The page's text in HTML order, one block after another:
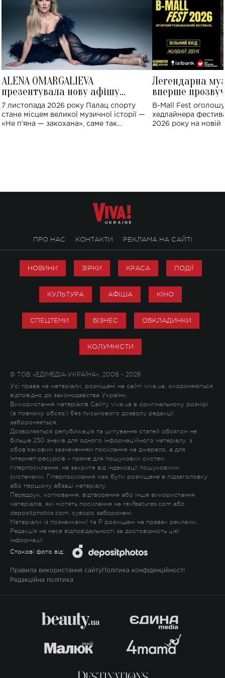
ALENA OMARGALIEVA
презентувала нову афішу
великого концерту в Палаці
спорту
7 листопада 2026 року Палац спорту
стане місцем великої музичної історії —
«Не пʼяна — закохана», саме так
Легендарна
вперше
Україні: де
B-Mall Fest
хедлайнера
2026 року на новій
ПРО НАС КОНТАКТИ РЕКЛАМА НА САЙТІ
НОВИНИ ЗІРКИ КРАСА ПОДІЇ
КУЛЬТУРА АФІША КІНО
СПЕЦТЕМИ БІЗНЕС ОБКЛАДИНКИ
КОЛУМНІСТИ
© ТОВ «ЕДІМЕДІА-УКРАЇНА», 2008 - 2026
Усі права на матеріали, розміщені на сайті viva.ua, охороняються
відповідно до законодавства України.
Використання матеріалів Сайту viva.ua в оригінальному розмірі
(в повному обсязі) без письмового дозволу редакції
забороняється.
Дозволяється републікація та цитування статей обсягом не
більше 250 знаків для одного інформаційного матеріалу, з
обов'язковим зазначенням посилання на джерело, а для
Інтернет-ресурсів – пряме для пошукових систем
гіперпосилання, не закрите від індексації пошуковими
системами. Гіперпосилання має бути розміщене в підзаголовку
або першому абзаці матеріалу.
Передрук, копіювання, відтворення або інше використання
матеріалів, які містять посилання на rexfeatures.com або
depositphotos.com, суворо заборонені.
Матеріали із позначками! та P розміщені на правах реклами.
Редакція не несе відповідальності за достовірність цієї
інформації.
Стокові фото від:
Правила використання сайту Політика конфіденційності
Редакційна політика